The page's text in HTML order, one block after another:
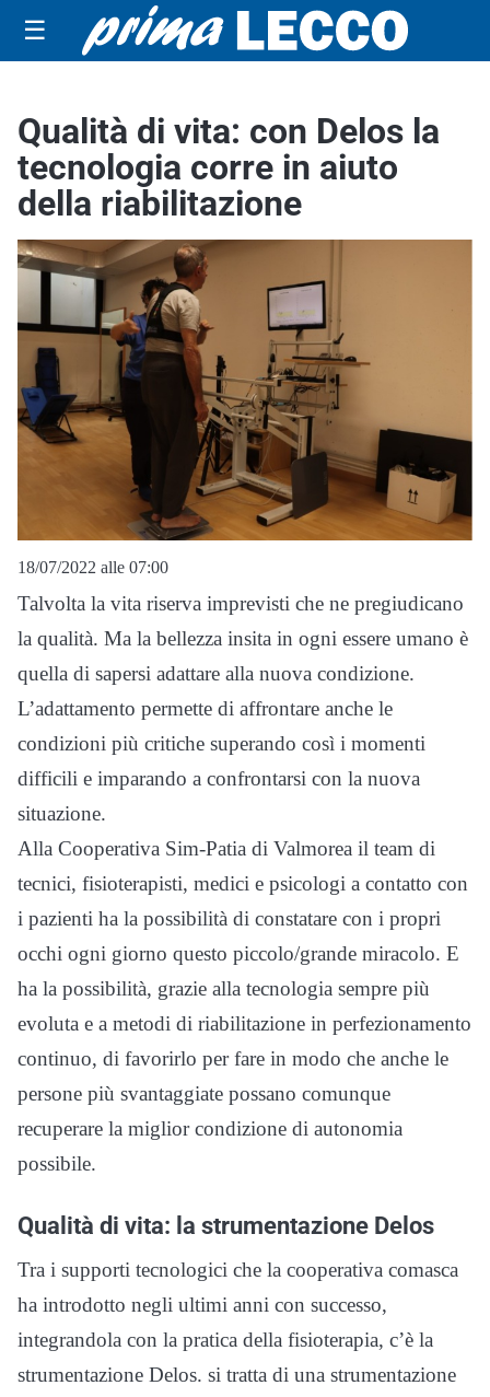
☰
Qualità di vita: con Delos la
tecnologia corre in aiuto
della riabilitazione
18/07/2022 alle 07:00
Talvolta la vita riserva imprevisti che ne pregiudicano
la qualità. Ma la bellezza insita in ogni essere umano è
quella di sapersi adattare alla nuova condizione.
L’adattamento permette di affrontare anche le
condizioni più critiche superando così i momenti
difficili e imparando a confrontarsi con la nuova
situazione.
Alla Cooperativa Sim-Patia di Valmorea il team di
tecnici, fisioterapisti, medici e psicologi a contatto con
i pazienti ha la possibilità di constatare con i propri
occhi ogni giorno questo piccolo/grande miracolo. E
ha la possibilità, grazie alla tecnologia sempre più
evoluta e a metodi di riabilitazione in perfezionamento
continuo, di favorirlo per fare in modo che anche le
persone più svantaggiate possano comunque
recuperare la miglior condizione di autonomia
possibile.
Qualità di vita: la strumentazione Delos
Tra i supporti tecnologici che la cooperativa comasca
ha introdotto negli ultimi anni con successo,
integrandola con la pratica della fisioterapia, c’è la
strumentazione Delos. si tratta di una strumentazione